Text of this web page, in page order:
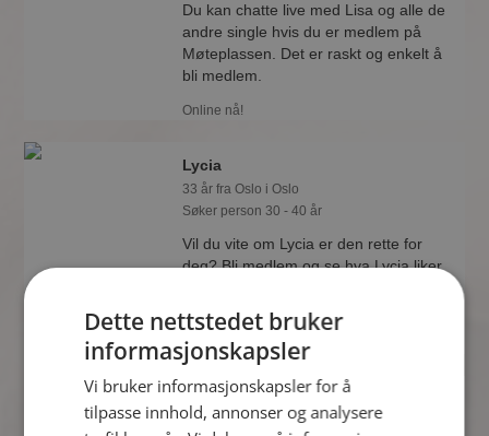
Du kan chatte live med Lisa og alle de
andre single hvis du er medlem på
Møteplassen. Det er raskt og enkelt å
bli medlem.
Online nå!
Lycia
33 år fra Oslo i Oslo
Søker person 30 - 40 år
Vil du vite om Lycia er den rette for
deg? Bli medlem og se hva Lycia liker
treningsentusiast som deg selv?
oterkebab
43 år fra Oslo i Oslo
Dette nettstedet bruker
informasjonskapsler
Vi bruker informasjonskapsler for å
tilpasse innhold, annonser og analysere